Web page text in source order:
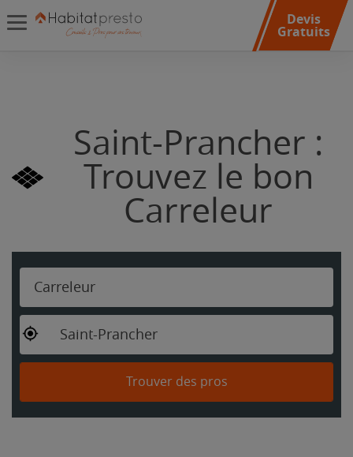
Devis
Gratuits
Saint-Prancher :
Trouvez le bon
Carreleur
Carreleur
Saint-Prancher
Trouver des pros